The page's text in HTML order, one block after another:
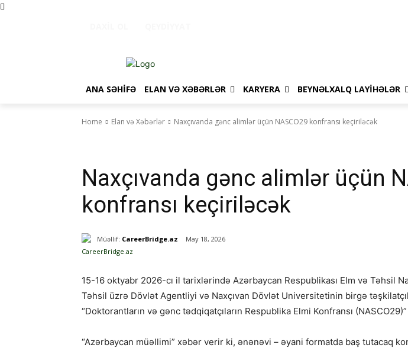
ANA SƏHIFƏ ELAN VƏ XƏBƏRLƏR KARYERA BEYNƏLXALQ LAYIHƏLƏR
Home Elan və Xəbərlər Naxçıvanda gənc alimlər üçün NASCO29 konfransı keçiriləcək
Naxçıvanda gənc alimlər üçün
konfransı keçiriləcək
Müəllif: CareerBridge.az May 18, 2026
15-16 oktyabr 2026-cı il tarixlərində Azərbaycan Respublikası Elm və Təhsil
Təhsil üzrə Dövlət Agentliyi və Naxçıvan Dövlət Universitetinin birgə
“Doktorantların və gənc tədqiqatçıların Respublika Elmi Konfransı
“Azərbaycan müəllimi” xəbər verir ki, ənənəvi – əyani formatda baş tutacaq